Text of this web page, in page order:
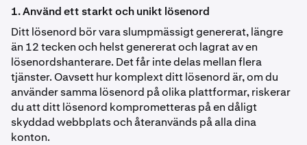
1. Använd ett starkt och unikt lösenord
Ditt lösenord bör vara slumpmässigt genererat, längre
än 12 tecken och helst genererat och lagrat av en
lösenordshanterare. Det får inte delas mellan flera
tjänster. Oavsett hur komplext ditt lösenord är, om du
använder samma lösenord på olika plattformar, riskerar
du att ditt lösenord komprometteras på en dåligt
skyddad webbplats och återanvänds på alla dina
konton.